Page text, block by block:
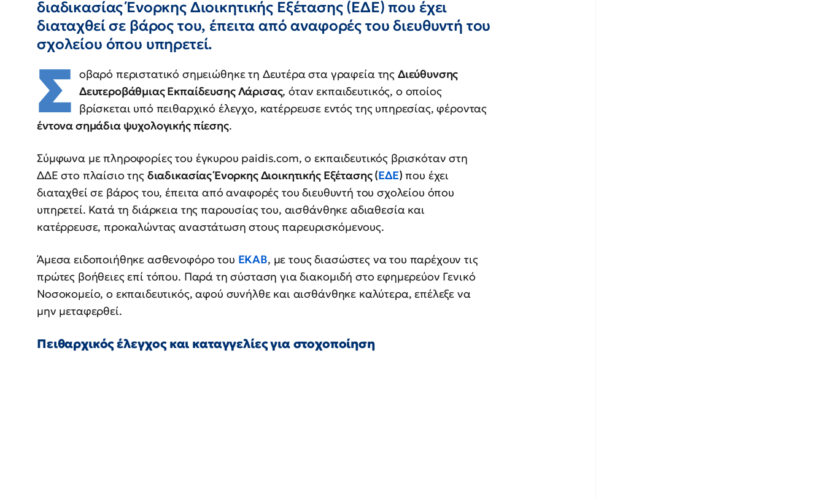
διαδικασίας Ένορκης Διοικητικής Εξέτασης (ΕΔΕ) που έχει
διαταχθεί σε βάρος του, έπειτα από αναφορές του διευθυντή του
σχολείου όπου υπηρετεί.
Σ οβαρό περιστατικό σημειώθηκε τη Δευτέρα στα γραφεία της Διεύθυνσης
Δευτεροβάθμιας Εκπαίδευσης Λάρισας, όταν εκπαιδευτικός, ο οποίος
βρίσκεται υπό πειθαρχικό έλεγχο, κατέρρευσε εντός της υπηρεσίας, φέροντας
έντονα σημάδια ψυχολογικής πίεσης.
Σύμφωνα με πληροφορίες του έγκυρου paidis.com, ο εκπαιδευτικός βρισκόταν στη
ΔΔΕ στο πλαίσιο της διαδικασίας Ένορκης Διοικητικής Εξέτασης (ΕΔΕ) που έχει
διαταχθεί σε βάρος του, έπειτα από αναφορές του διευθυντή του σχολείου όπου
υπηρετεί. Κατά τη διάρκεια της παρουσίας του, αισθάνθηκε αδιαθεσία και
κατέρρευσε, προκαλώντας αναστάτωση στους παρευρισκόμενους.
Άμεσα ειδοποιήθηκε ασθενοφόρο του ΕΚΑΒ, με τους διασώστες να του παρέχουν τις
πρώτες βοήθειες επί τόπου. Παρά τη σύσταση για διακομιδή στο εφημερεύον Γενικό
Νοσοκομείο, ο εκπαιδευτικός, αφού συνήλθε και αισθάνθηκε καλύτερα, επέλεξε να
μην μεταφερθεί.
Πειθαρχικός έλεγχος και καταγγελίες για στοχοποίηση